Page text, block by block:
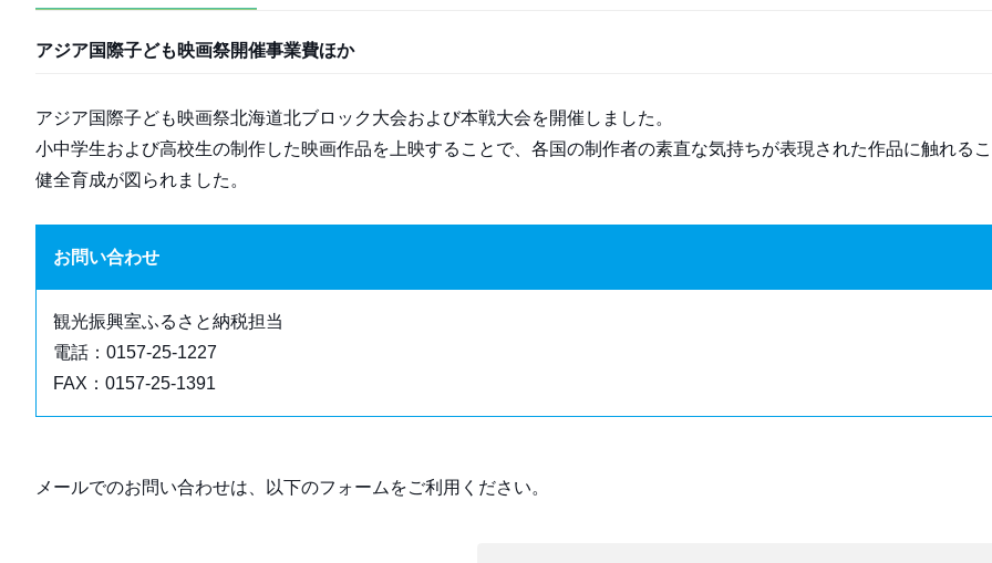
アジア国際子ども映画祭開催事業費ほか
アジア国際子ども映画祭北海道北ブロック大会および本戦大会を開催しました。
小中学生および高校生の制作した映画作品を上映することで、各国の制作者の素直な気持ちが表現された作品に触れる
健全育成が図られました。
お問い合わせ
観光振興室ふるさと納税担当
電話：0157-25-1227
FAX：0157-25-1391
メールでのお問い合わせは、以下のフォームをご利用ください。